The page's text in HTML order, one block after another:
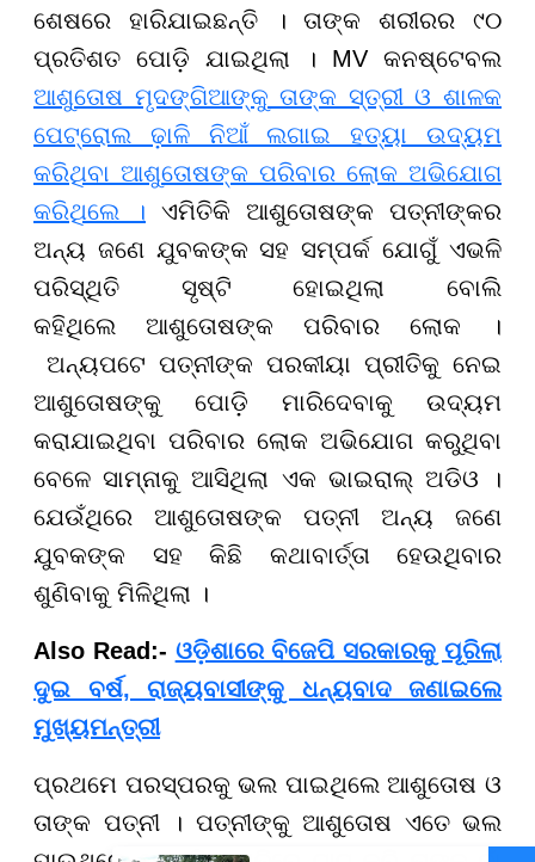
ଶେଷରେ ହାରିଯାଇଛନ୍ତି । ତାଙ୍କ ଶରୀରର ୯୦
ପ୍ରତିଶତ ପୋଡ଼ି ଯାଇଥିଲା । MV କନଷ୍ଟେବଲ
ଆଶୁତୋଷ ମୃଦଙ୍ଗିଆଙ୍କୁ ତାଙ୍କ ସ୍ତ୍ରୀ ଓ ଶାଳକ
ପେଟ୍ରୋଲ ଢ଼ାଳି ନିଆଁ ଲଗାଇ ହତ୍ୟା ଉଦ୍ୟମ
କରିଥିବା ଆଶୁତୋଷଙ୍କ ପରିବାର ଲୋକ ଅଭିଯୋଗ
କରିଥିଲେ । ଏମିତିକି ଆଶୁତୋଷଙ୍କ ପତ୍ନୀଙ୍କର
ଅନ୍ୟ ଜଣେ ଯୁବକଙ୍କ ସହ ସମ୍ପର୍କ ଯୋଗୁଁ ଏଭଳି
ପରିସ୍ଥିତି ସୃଷ୍ଟି ହୋଇଥିଲା ବୋଲି
କହିଥିଲେ ଆଶୁତୋଷଙ୍କ ପରିବାର ଲୋକ ।
ଅନ୍ୟପଟେ ପତ୍ନୀଙ୍କ ପରକୀୟା ପ୍ରୀତିକୁ ନେଇ
ଆଶୁତୋଷଙ୍କୁ ପୋଡ଼ି ମାରିଦେବାକୁ ଉଦ୍ୟମ
କରାଯାଇଥିବା ପରିବାର ଲୋକ ଅଭିଯୋଗ କରୁଥିବା
ବେଳେ ସାମ୍ନାକୁ ଆସିଥିଲା ଏକ ଭାଇରାଲ୍ ଅଡିଓ ।
ଯେଉଁଥିରେ ଆଶୁତୋଷଙ୍କ ପତ୍ନୀ ଅନ୍ୟ ଜଣେ
ଯୁବକଙ୍କ ସହ କିଛି କଥାବାର୍ତ୍ତା ହେଉଥିବାର
ଶୁଣିବାକୁ ମିଳିଥିଲା ।
Also Read:- ଓଡ଼ିଶାରେ ବିଜେପି ସରକାରକୁ ପୂରିଲା
ଦୁଇ ବର୍ଷ, ରାଜ୍ୟବାସୀଙ୍କୁ ଧନ୍ୟବାଦ ଜଣାଇଲେ
ମୁଖ୍ୟମନ୍ତ୍ରୀ
ପ୍ରଥମେ ପରସ୍ପରକୁ ଭଲ ପାଇଥିଲେ ଆଶୁତୋଷ ଓ
ତାଙ୍କ ପତ୍ନୀ । ପତ୍ନୀଙ୍କୁ ଆଶୁତୋଷ ଏତେ ଭଲ